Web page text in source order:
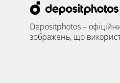
Depositphotos –
зображень, що